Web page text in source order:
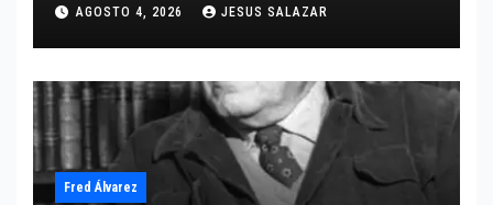
grano respecto a este tema.
AGOSTO 4, 2026 JESUS SALAZAR
Fred Álvarez